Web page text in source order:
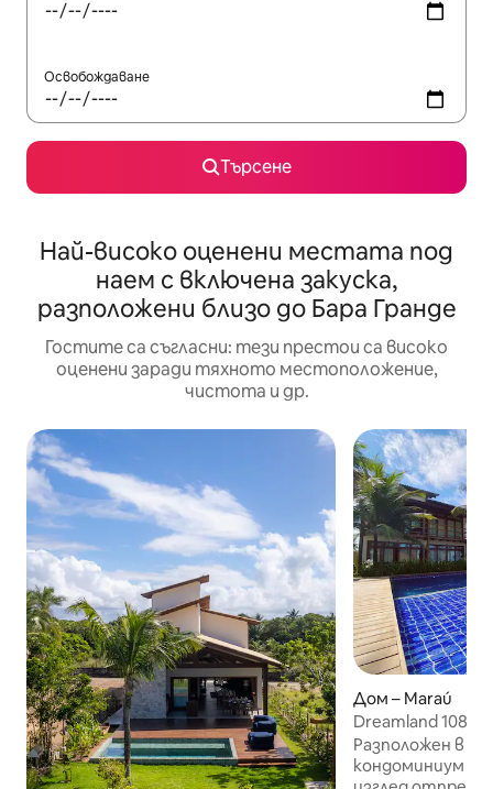
Освобождаване
Търсене
Най-високо оценени местата под
наем с включена закуска,
разположени близо до Бара Гранде
Гостите са съгласни: тези престои са високо
оценени заради тяхното местоположение,
чистота и др.
Дом – Maraú
Dreamland 108
Тайпу де Фора
Разположен в
кондоминиум в